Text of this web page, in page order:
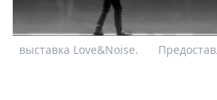
выставка Love&Noise.